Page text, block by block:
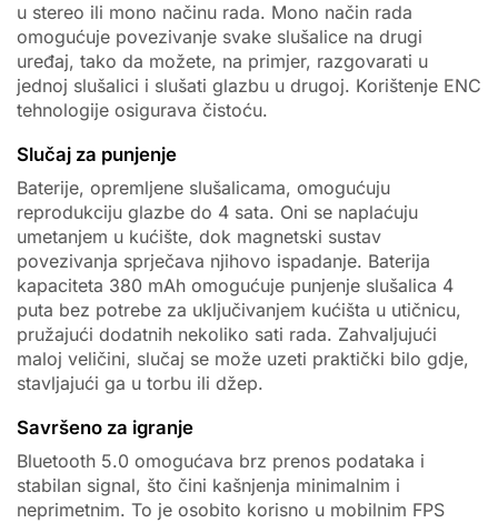
u stereo ili mono načinu rada. Mono način rada
omogućuje povezivanje svake slušalice na drugi
uređaj, tako da možete, na primjer, razgovarati u
jednoj slušalici i slušati glazbu u drugoj. Korištenje ENC
tehnologije osigurava čistoću.
Slučaj za punjenje
Baterije, opremljene slušalicama, omogućuju
reprodukciju glazbe do 4 sata. Oni se naplaćuju
umetanjem u kućište, dok magnetski sustav
povezivanja sprječava njihovo ispadanje. Baterija
kapaciteta 380 mAh omogućuje punjenje slušalica 4
puta bez potrebe za uključivanjem kućišta u utičnicu,
pružajući dodatnih nekoliko sati rada. Zahvaljujući
maloj veličini, slučaj se može uzeti praktički bilo gdje,
stavljajući ga u torbu ili džep.
Savršeno za igranje
Bluetooth 5.0 omogućava brz prenos podataka i
stabilan signal, što čini kašnjenja minimalnim i
neprimetnim. To je osobito korisno u mobilnim FPS